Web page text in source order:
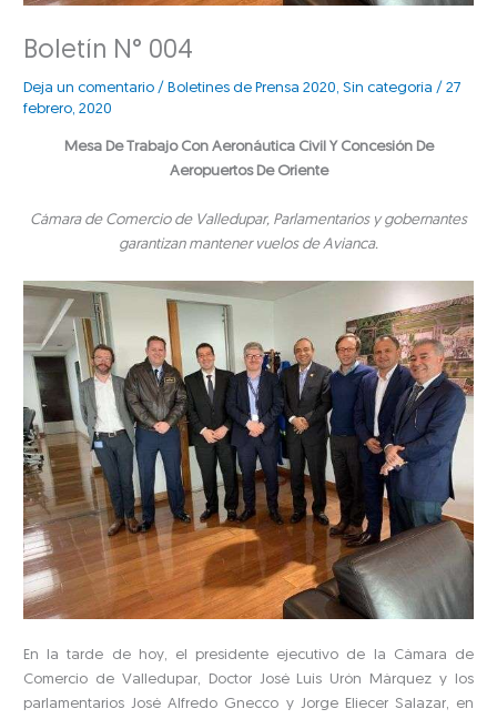
Boletín N° 004
Deja un comentario / Boletines de Prensa 2020,Sin categoría /27
febrero, 2020
Mesa De Trabajo Con Aeronáutica Civil Y Concesión De
Aeropuertos De Oriente
Cámara de Comercio de Valledupar, Parlamentarios y gobernantes
garantizan mantener vuelos de Avianca.
En la tarde de hoy, el presidente ejecutivo de la Cámara de
Comercio de Valledupar, Doctor José Luis Urón Márquez y los
parlamentarios José Alfredo Gnecco y Jorge Eliecer Salazar, en